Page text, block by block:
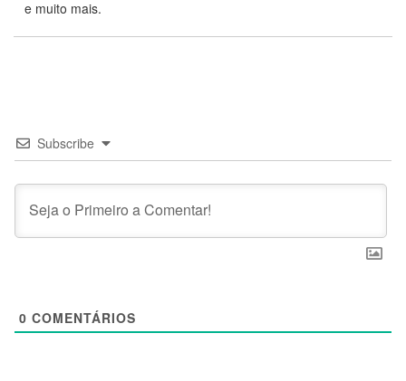
e muito mais.
Subscribe
0 COMENTÁRIOS